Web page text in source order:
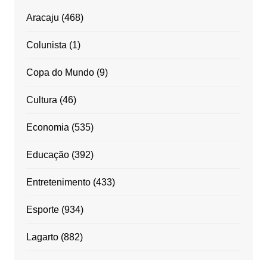
Aracaju (468)
Colunista (1)
Copa do Mundo(9)
Cultura (46)
Economia (535)
Educação(392)
Entretenimento(433)
Esporte(934)
Lagarto(882)